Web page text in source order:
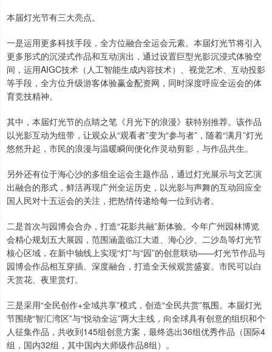
本届灯光节有三大亮点。
一是运用更多科技手段，全方位融合全运会元素。本届灯光节将引入
更多形式的沉浸式作品和互动演出，通过设置巨型光影沉浸式体验空
间，运用AIGC技术（人工智能生成内容技术）、视觉艺术、互动投影
等手段，全方位升级游客体验赢金配资网，同时深度呼应全运会的体
育竞技精神。
其中，本届灯光节的点睛之笔《月光下的浪漫》获特别推荐。该作品
以光影互动为纽带，让观众从“观看者”变为“参与者”，随着“满月”灯光
悠然升起，市民的浪漫与温暖瞬间便化作灵动剪影，与作品共生。
另外还有位于海心沙的多组全运会主题作品，通过灯光展示与文艺演
出融合的形式，鲜活再现广州全运历史，以光影与声舞的互动回应全
国人民对十五运会的关注，把热情传递给每一位到访者。
二是首次与园博会合办，打造“花影共融”新体验。今年广州园林博览
会精心规划五大展园，范围涵盖临江大道、海心沙、二沙岛等灯光节
核心区域，在新中轴线上实现“灯”与“园”的创意联动——灯光节作品与
园博会作品相互穿插、深度融合，打造全天候观赏盛宴。市民可以白
天赏花、夜里赏灯。
三是采用“全民创作+全域共享”模式，创造“全民共赏”氛围。本届灯光
节围绕“智汇湾区”与“悦动全运”两大主线，向全球具有创意的组织和个
人征集作品，共收到145组创意方案，最终选出36组优秀作品（国际4
组，国内32组，其中国内大师级作品8组）。